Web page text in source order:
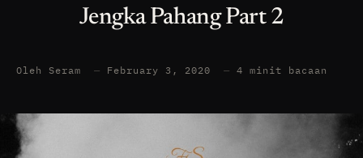
Jengka Pahang Part 2
Oleh Seram — February 3, 2020 — 4 minit bacaan